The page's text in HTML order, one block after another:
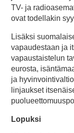
TV- ja
ovat todellakin
Lisäksi
vapaudestaan ja
vapaustaistelun
eurosta,
ja
linjaukset
Lopuksi